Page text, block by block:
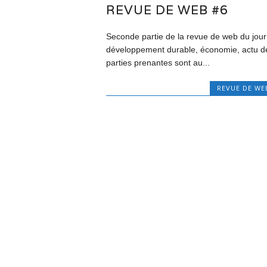
REVUE DE WEB #6
Seconde partie de la revue de web du
développement durable, économie, actu
parties prenantes sont au...
REVUE DE